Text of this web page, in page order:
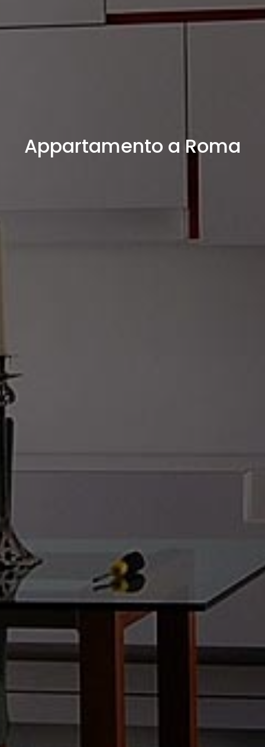
Appartamento a Roma